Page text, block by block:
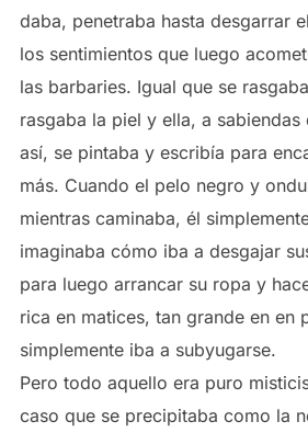
daba, penetraba hasta desgarrar
los sentimientos que luego
las barbaries. Igual que se
rasgaba la piel y ella, a sabiendas
así, se pintaba y escribía para
más. Cuando el pelo negro y
mientras caminaba, él
imaginaba cómo iba a desgajar
para luego arrancar su ropa y
rica en matices, tan grande en en
simplemente iba a subyugarse.
Pero todo aquello era puro
caso que se precipitaba como la